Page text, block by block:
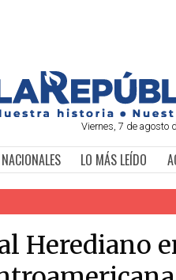
Viernes, 7 de agosto
NACIONALES LO MÁS LEÍDO
Herediano